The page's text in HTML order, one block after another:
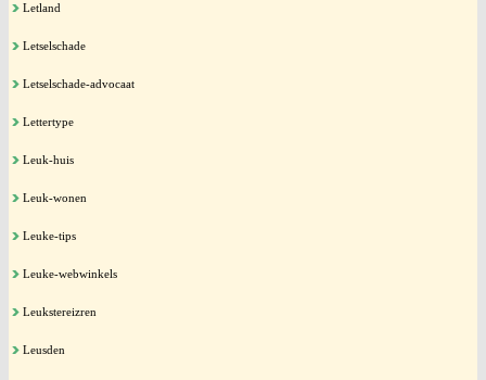
Letland
Letselschade
Letselschade-advocaat
Lettertype
Leuk-huis
Leuk-wonen
Leuke-tips
Leuke-webwinkels
Leukstereizren
Leusden